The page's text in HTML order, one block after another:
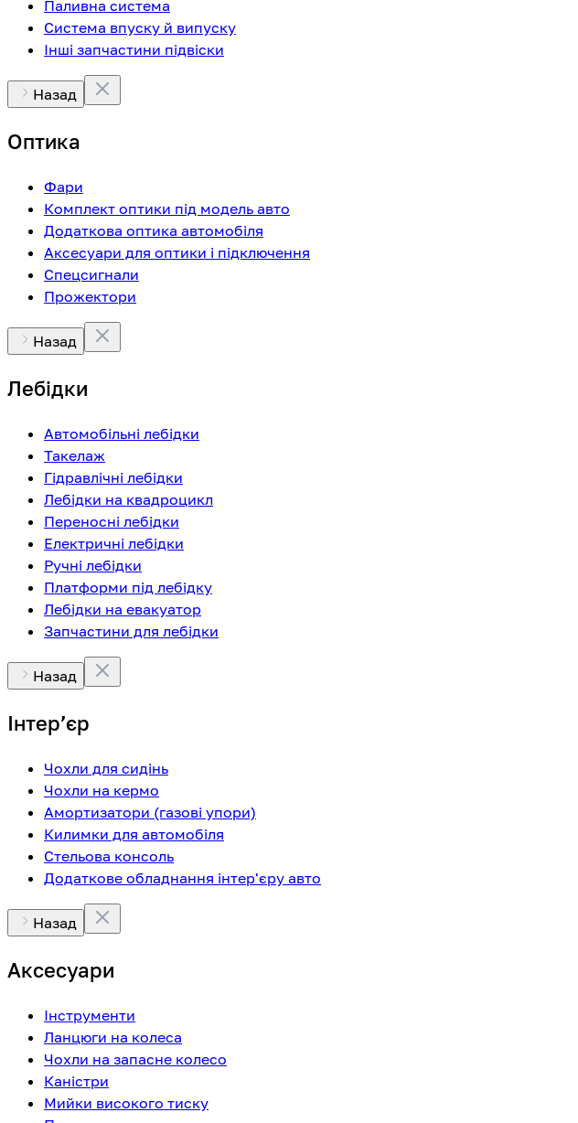
Паливна система
Система впуску й випуску
Інші запчастини підвіски
Назад
Оптика
Фари
Комплект оптики під модель авто
Додаткова оптика автомобіля
Аксесуари для оптики і підключення
Спецсигнали
Прожектори
Назад
Лебідки
Автомобільні лебідки
Такелаж
Гідравлічні лебідки
Лебідки на квадроцикл
Переносні лебідки
Електричні лебідки
Ручні лебідки
Платформи під лебідку
Лебідки на евакуатор
Запчастини для лебідки
Назад
Інтерʼєр
Чохли для сидінь
Чохли на кермо
Амортизатори (газові упори)
Килимки для автомобіля
Стельова консоль
Додаткове обладнання інтер'єру авто
Назад
Аксесуари
Інструменти
Ланцюги на колеса
Чохли на запасне колесо
Каністри
Мийки високого тиску